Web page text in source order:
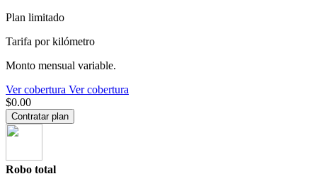
Plan limitado
Tarifa por kilómetro
Monto mensual variable.
Ver cobertura Ver cobertura
$0.00
Contratar plan
Robo total